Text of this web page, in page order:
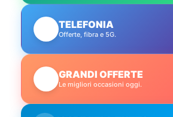
TELEFONIA
Offerte, fibra e 5G.
GRANDI OFFERTE
Le migliori occasioni oggi.